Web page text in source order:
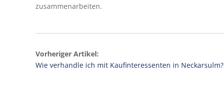
zusammenarbeiten.
Vorheriger Artikel:
Wie verhandle ich mit Kaufinteressenten in Neckarsulm?